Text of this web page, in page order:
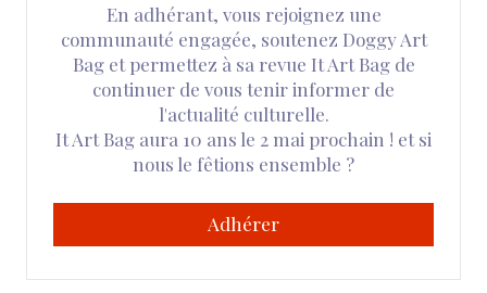
En adhérant, vous rejoignez une
communauté engagée, soutenez Doggy Art
Bag et permettez à sa revue It Art Bag de
continuer de vous tenir informer de
l'actualité culturelle.
It Art Bag aura 10 ans le 2 mai prochain ! et si
nous le fêtions ensemble ?
Adhérer